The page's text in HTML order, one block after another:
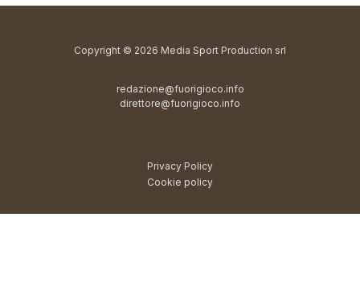
Copyright © 2026 Media Sport Production srl
redazione@fuorigioco.info
direttore@fuorigioco.info
Privacy Policy
Cookie policy